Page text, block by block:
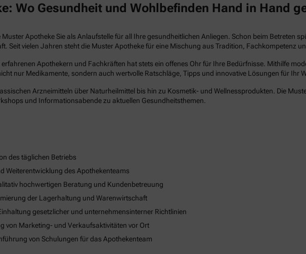
Wo Gesundheit und Wohlbefinden Hand in Hand
Apotheke Sie als Anlaufstelle für all Ihre gesundheitlichen Anliegen. Schon beim Betreten
Seit vielen Jahren steht die Muster Apotheke für eine Mischung aus Tradition, Fachkompetenz
Apothekern und Fachkräften hat stets ein offenes Ohr für Ihre Bedürfnisse. Mithilfe
nur Medikamente, sondern auch wertvolle Ratschläge, Tipps und innovative Lösungen für Ihr
Arzneimitteln über Naturheilmittel bis hin zu Kosmetik- und Wellnessprodukten. Die
und Informationsabende zu aktuellen Gesundheitsthemen.
des täglichen Betriebs
Weiterentwicklung des Apothekenteams
hochwertigen Beratung und Kundenbetreuung
der Lagerhaltung und Warenwirtschaft
gesetzlicher und unternehmensinterner Richtlinien
von Marketing- und Verkaufsaktivitäten vor Ort
von Schulungen für das Apothekenteam